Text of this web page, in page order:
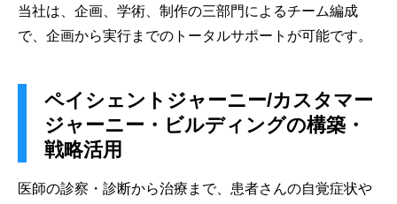
当社は、企画、学術、制作の三部門によるチーム編成
で、企画から実行までのトータルサポートが可能です。
ペイシェントジャーニー/カスタマー
ジャーニー・ビルディングの構築・
戦略活用
医師の診察・診断から治療まで、患者さんの自覚症状や